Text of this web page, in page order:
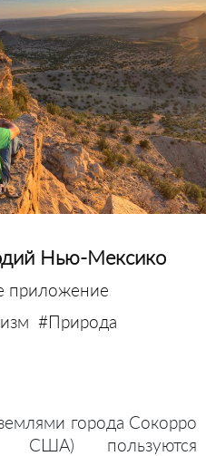
Нью-Мексико
приложение
#Природа
города Сокорро
США) пользуются